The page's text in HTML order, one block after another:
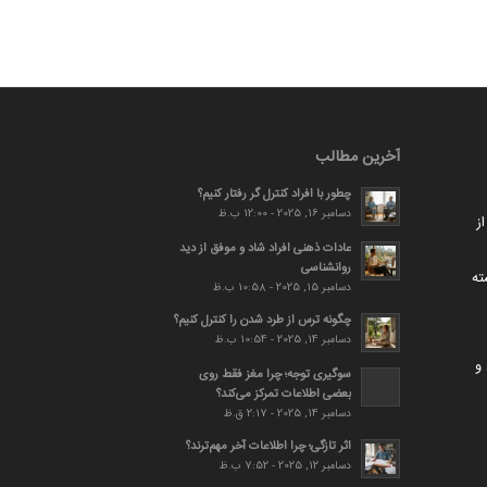
و
آخرین مطالب
چطور با افراد کنترل گر رفتار کنیم؟
دسامبر 16, 2025 - 12:00 ب.ظ
عادات ذهنی افراد شاد و موفق از دید
روانشناسی
دسامبر 15, 2025 - 10:58 ب.ظ
چگونه ترس از طرد شدن را کنترل کنیم؟
دسامبر 14, 2025 - 10:54 ب.ظ
سوگیری توجه؛ چرا مغز فقط روی
بعضی اطلاعات تمرکز می‌کند؟
دسامبر 14, 2025 - 2:17 ق.ظ
اثر تازگی؛ چرا اطلاعات آخر مهم‌ترند؟
دسامبر 12, 2025 - 7:52 ب.ظ